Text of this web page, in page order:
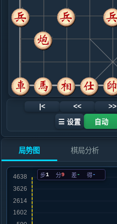
.....卒７进１
红+30
9. 车二平四
红+35
.....卒７进１
10. 兵五进一
红+5
.....卒７进１
红+16
红+4
.....士４进５
红+4
12. 车四退一
红+2
红+5
红+4
.....车８进６
红+2
14. 兵五平六
红+0
.....车８平３
红+0
15. 车六平四
红+0
.....砲２退２
16. 马七退五
.....车３平４
|< << >>
☰ 设置 自动
局势图 棋局分析
步1 分9 差- 得-